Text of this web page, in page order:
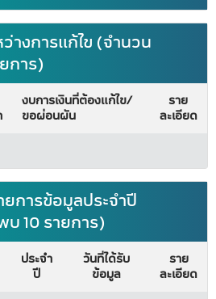
างการแก้ไข (จำนวน
การ)
งบการเงินที่ต้องแก้ไข/
ขอผ่อนผัน
ราย
ละเอียด
การข้อมูลประจำปี
10 รายการ)
ประจำ
ปี
วันที่ได้รับ
ข้อมูล
ราย
ละเอียด